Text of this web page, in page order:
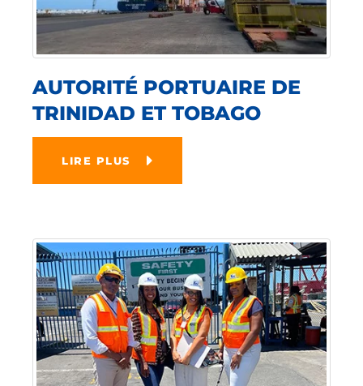
AUTORITÉ PORTUAIRE DE
TRINIDAD ET TOBAGO
LIRE PLUS